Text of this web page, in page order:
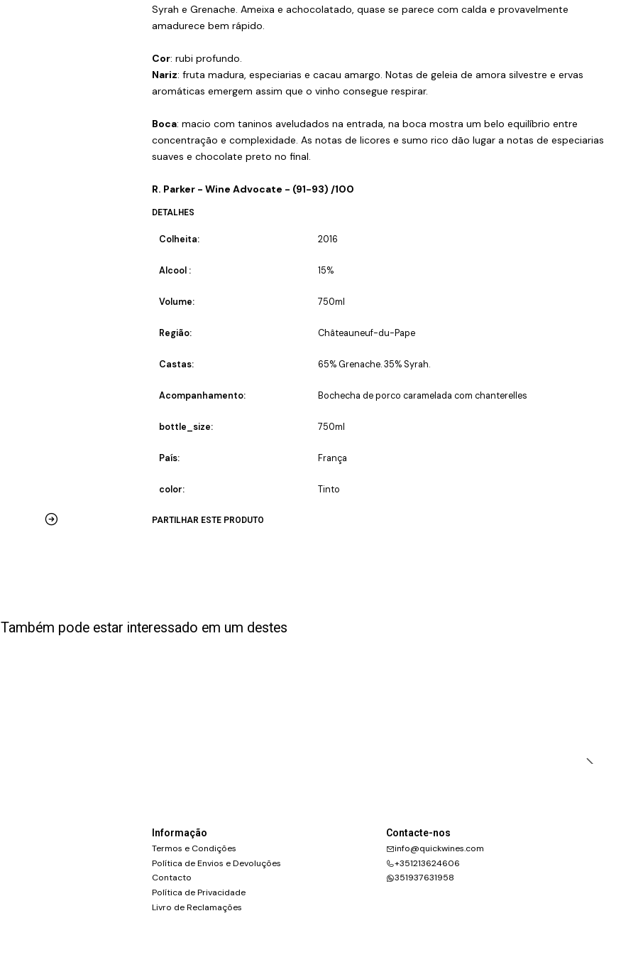
Syrah e Grenache. Ameixa e achocolatado, quase se parece com calda e provavelmente
amadurece bem rápido.
Cor: rubi profundo.
Nariz: fruta madura, especiarias e cacau amargo. Notas de geleia de amora silvestre e ervas
aromáticas emergem assim que o vinho consegue respirar.
Boca: macio com taninos aveludados na entrada, na boca mostra um belo equilíbrio entre
concentração e complexidade. As notas de licores e sumo rico dão lugar a notas de especiarias
suaves e chocolate preto no final.
R. Parker - Wine Advocate - (91-93) /100
DETALHES
Colheita: 2016
Alcool : 15%
Volume: 750ml
Região: Châteauneuf-du-Pape
Castas: 65% Grenache. 35% Syrah.
Acompanhamento: Bochecha de porco caramelada com chanterelles
bottle_size: 750ml
País: França
color: Tinto
PARTILHAR ESTE PRODUTO
Também pode estar interessado em um destes
Informação
Termos e Condições
Política de Envios e Devoluções
Contacto
Política de Privacidade
Livro de Reclamações
Contacte-nos
info@quickwines.com
+351213624606
351937631958